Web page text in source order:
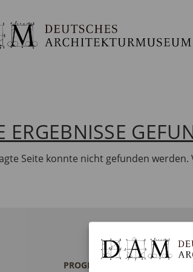
ERGEBNISSE
Seite konnte nicht gefunden
PROGRAMM